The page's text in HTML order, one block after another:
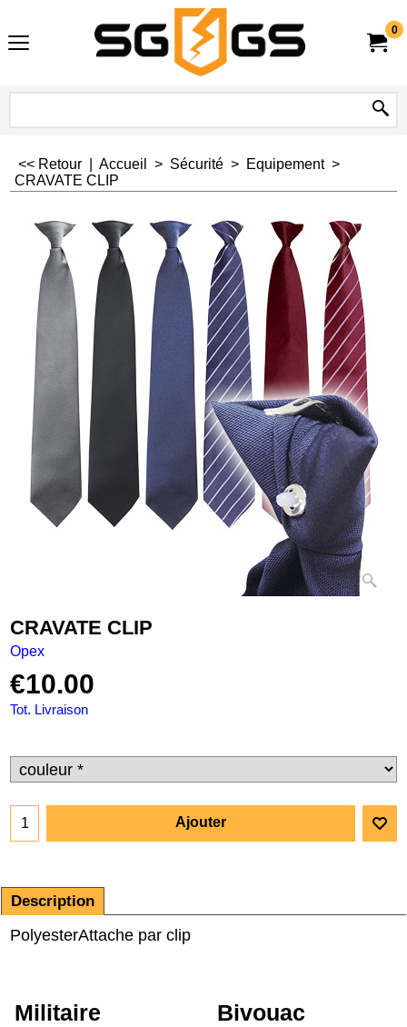
0
<< Retour Accueil > Sécurité > Equipement>
CRAVATE CLIP
CRAVATE CLIP
Opex
€10.00
Tot. Livraison
Ajouter
Description
PolyesterAttache par clip
Militaire Bivouac